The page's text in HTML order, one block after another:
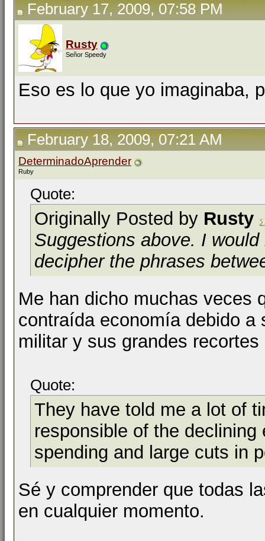
February 17, 2009, 07:58 PM
Rusty
Señor Speedy
Eso es lo que yo imaginaba,
February 18, 2009, 07:21 AM
DeterminadoAprender
Ruby
Quote:
Originally Posted by Rusty
Suggestions above. I
decipher the phrases
Me han dicho muchas veces
contraída economía debido
militar y sus grandes
Quote:
They have told me a lot of
responsible of the
spending and large cuts in
Sé y comprender que todas
en cualquier momento.